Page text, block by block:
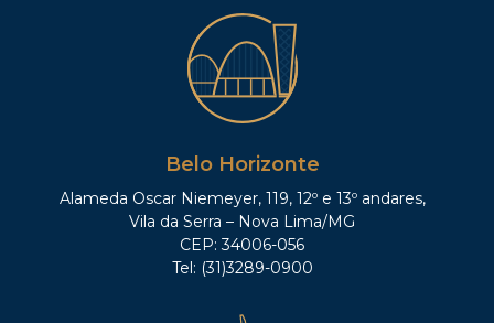
Belo Horizonte
Alameda Oscar Niemeyer, 119, 12º e 13º andares,
Vila da Serra – Nova Lima/MG
CEP: 34006-056
Tel: (31)3289-0900